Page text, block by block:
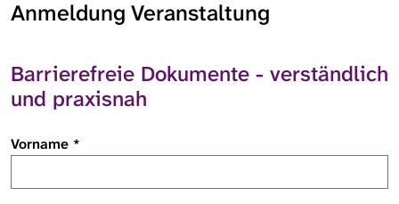
Anmeldung Veranstaltung
Barrierefreie Dokumente - verständlich
und praxisnah
Vorname *